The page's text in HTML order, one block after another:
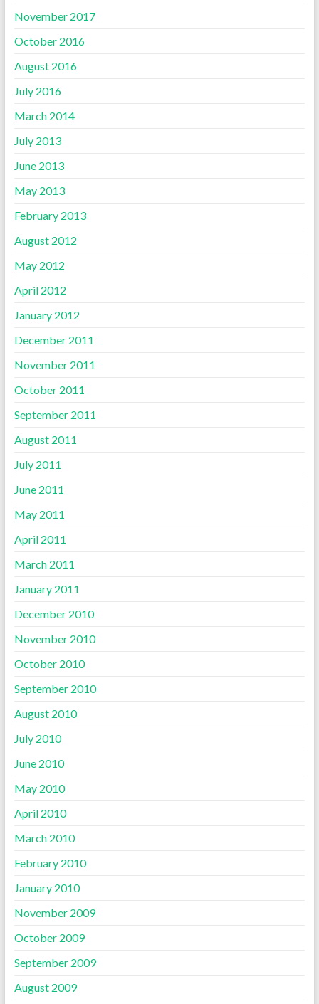
November 2017
October 2016
August 2016
July 2016
March 2014
July 2013
June 2013
May 2013
February 2013
August 2012
May 2012
April 2012
January 2012
December 2011
November 2011
October 2011
September 2011
August 2011
July 2011
June 2011
May 2011
April 2011
March 2011
January 2011
December 2010
November 2010
October 2010
September 2010
August 2010
July 2010
June 2010
May 2010
April 2010
March 2010
February 2010
January 2010
November 2009
October 2009
September 2009
August 2009